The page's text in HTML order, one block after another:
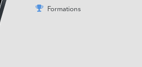
Formations